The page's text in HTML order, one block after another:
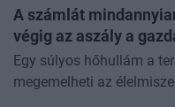
A számlát
végig az aszály a
Egy súlyos hőhullám a
megemelheti az